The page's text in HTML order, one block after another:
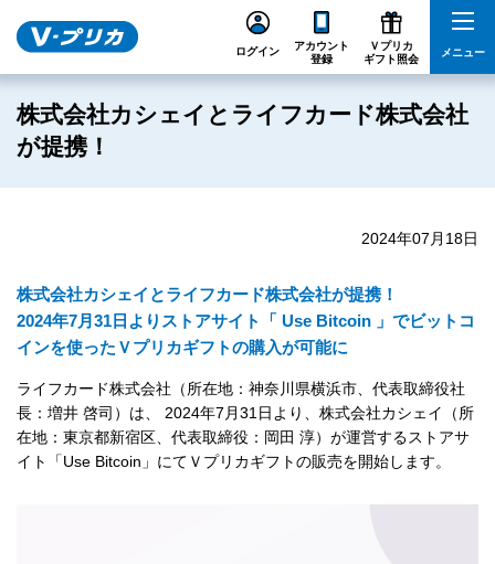
ログイン
アカウント
登録
Ｖプリカ
ギフト照会
メニュー
株式会社カシェイとライフカード株式会社
が提携！
2024年07月18日
株式会社カシェイとライフカード株式会社が提携！
2024年7月31日よりストアサイト「 Use Bitcoin 」でビットコ
インを使ったＶプリカギフトの購入が可能に
ライフカード株式会社（所在地：神奈川県横浜市、代表取締役社
長：増井 啓司）は、 2024年7月31日より、株式会社カシェイ（所
在地：東京都新宿区、代表取締役：岡田 淳）が運営するストアサ
イト「Use Bitcoin」にてＶプリカギフトの販売を開始します。